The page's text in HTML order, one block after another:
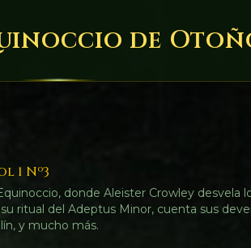
de
1 Nº3
donde Aleister Crowley desvela
ritual del Adeptus Minor, cuenta sus
y mucho más.